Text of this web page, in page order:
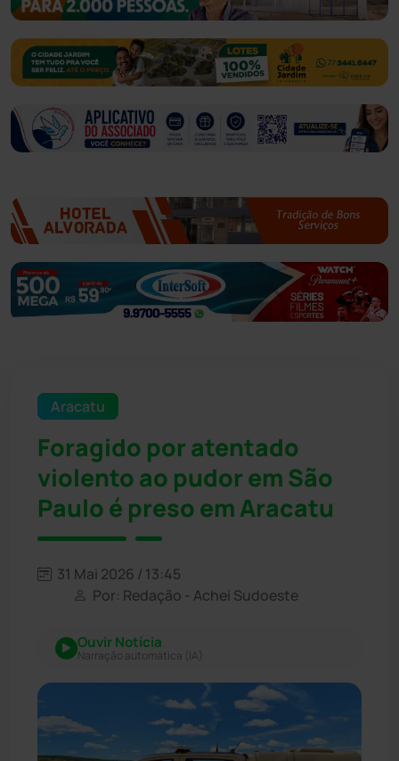
Aracatu
Foragido por atentado
violento ao pudor em São
Paulo é preso em Aracatu
31 Mai 2026 / 13:45
Por: Redação - Achei Sudoeste
Ouvir Notícia
Narração automática (IA)